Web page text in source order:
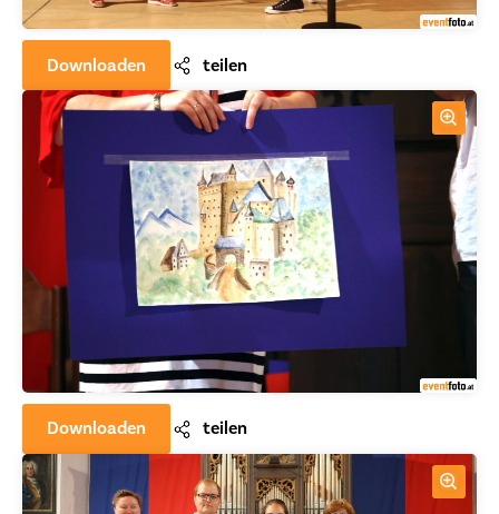
Downloaden teilen
Downloaden teilen